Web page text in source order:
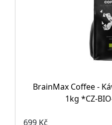
BrainMax Coffee -
1kg *CZ-
699 Kč